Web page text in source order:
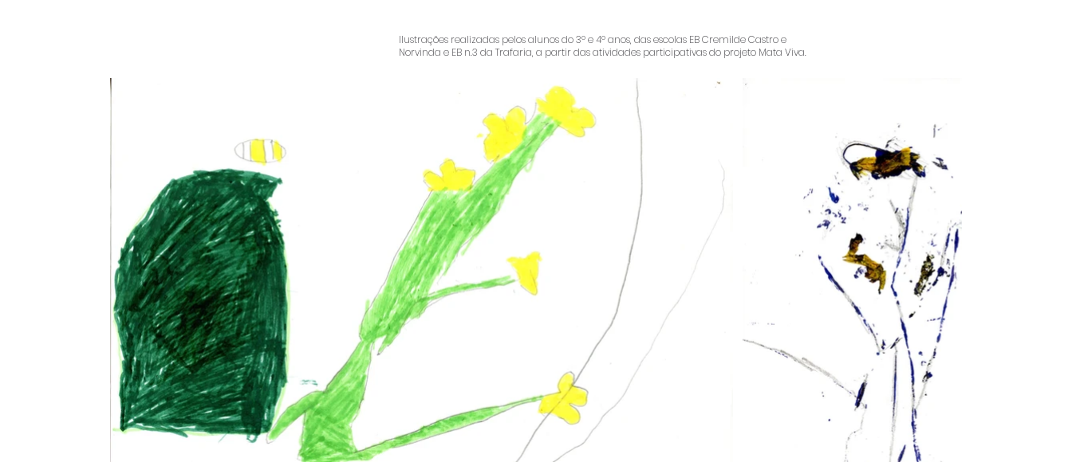
Ilustrações realizadas pelos alunos do 3º e 4º anos, das escolas EB Cremilde Castro e
Norvinda e EB n.3 da Trafaria, a partir das atividades participativas do projeto Mata Viva.